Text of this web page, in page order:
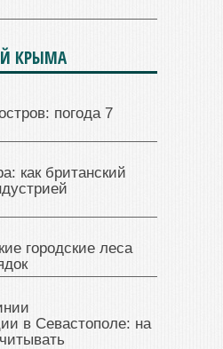
КРЫМА
погода 7
как британский
городские леса
в Севастополе: на